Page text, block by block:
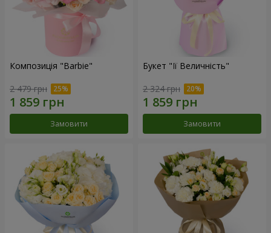
Композиція "Barbie"
2 479 грн
Замовити
Букет "Її Величність"
2 324 грн
Замовити